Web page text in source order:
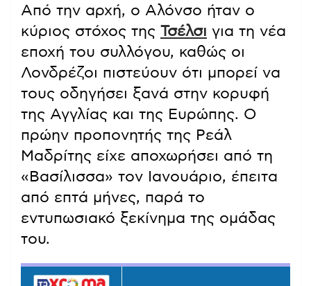
Από την αρχή, ο Αλόνσο ήταν ο
κύριος στόχος της Τσέλσι για τη νέα
εποχή του συλλόγου, καθώς οι
Λονδρέζοι πιστεύουν ότι μπορεί να
τους οδηγήσει ξανά στην κορυφή
της Αγγλίας και της Ευρώπης. Ο
πρώην προπονητής της Ρεάλ
Μαδρίτης είχε αποχωρήσει από τη
«Βασίλισσα» τον Ιανουάριο, έπειτα
από επτά μήνες, παρά το
εντυπωσιακό ξεκίνημα της ομάδας
του.